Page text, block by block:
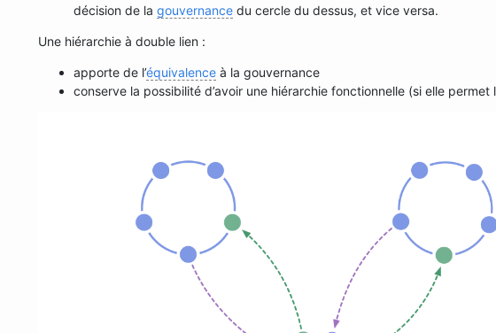
décision de la gouvernance du cercle du dessus, et vice versa.
Une hiérarchie à double lien :
apporte de l’équivalence à la gouvernance
conserve la possibilité d’avoir une hiérarchie fonctionnelle (si elle permet